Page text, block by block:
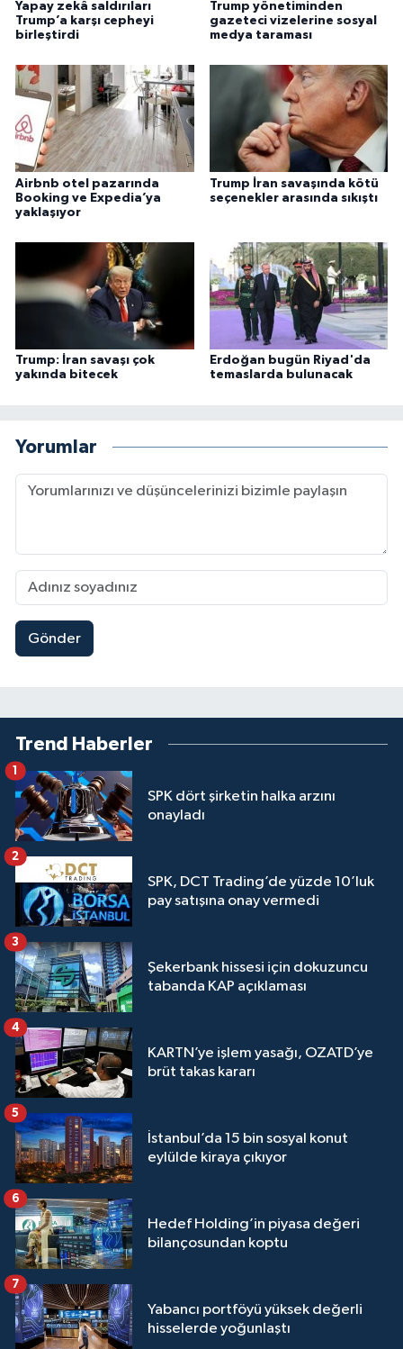
Yapay zekâ saldırıları
Trump’a karşı cepheyi
birleştirdi
Trump yönetiminden
gazeteci vizelerine sosyal
medya taraması
Airbnb otel pazarında
Booking ve Expedia’ya
yaklaşıyor
Trump İran savaşında kötü
seçenekler arasında sıkıştı
Trump: İran savaşı çok
yakında bitecek
Erdoğan bugün Riyad'da
temaslarda bulunacak
Yorumlar
Gönder
Trend Haberler
SPK dört şirketin halka arzını
onayladı
1
SPK, DCT Trading’de yüzde 10’luk
pay satışına onay vermedi
2
Şekerbank hissesi için dokuzuncu
tabanda KAP açıklaması
3
KARTN’ye işlem yasağı, OZATD’ye
brüt takas kararı
4
İstanbul’da 15 bin sosyal konut
eylülde kiraya çıkıyor
5
Hedef Holding’in piyasa değeri
bilançosundan koptu
6
Yabancı portföyü yüksek değerli
hisselerde yoğunlaştı
7